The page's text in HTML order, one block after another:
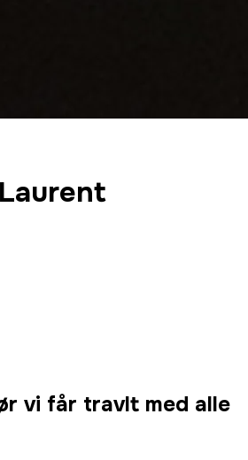
vi får travlt med alle